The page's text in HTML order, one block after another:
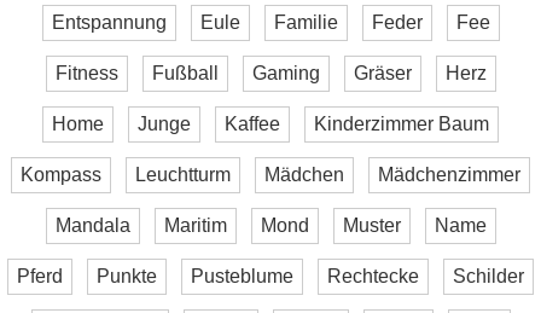
Entspannung Eule Familie Feder Fee
Fitness Fußball Gaming Gräser Herz
Home Junge Kaffee Kinderzimmer Baum
Kompass Leuchtturm Mädchen Mädchenzimmer
Mandala Maritim Mond Muster Name
Pferd Punkte Pusteblume Rechtecke Schilder